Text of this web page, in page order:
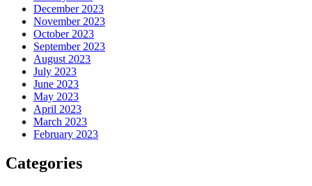
December 2023
November 2023
October 2023
September 2023
August 2023
July 2023
June 2023
May 2023
April 2023
March 2023
February 2023
Categories